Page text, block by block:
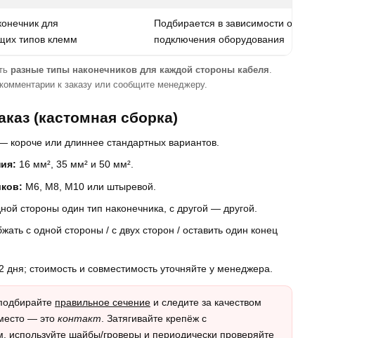
для
типов клемм
Подбирается в зависимости от типа
подключения оборудования
разные типы наконечников для каждой стороны кабеля.
к заказу или сообщите менеджеру.
(кастомная сборка)
короче или длиннее стандартных вариантов.
16 мм², 35 мм² и 50 мм².
M6, M8, M10 или штыревой.
стороны один тип наконечника, с другой — другой.
с одной стороны / с двух сторон / оставить один конец
дня; стоимость и совместимость уточняйте у менеджера.
правильное сечение и следите за качеством
— это контакт. Затягивайте крепёж с
шайбы/гроверы и периодически проверяйте